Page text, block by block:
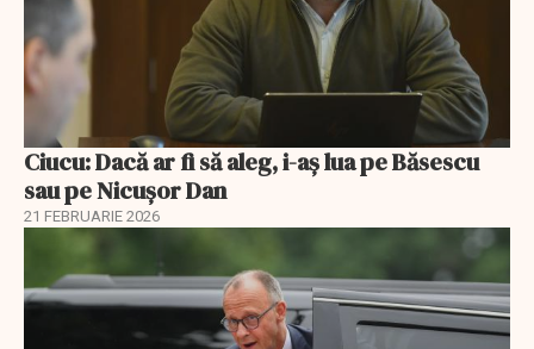
Ciucu: Dacă ar fi să aleg, i-aș lua pe Băsescu
sau pe Nicușor Dan
21 FEBRUARIE 2026